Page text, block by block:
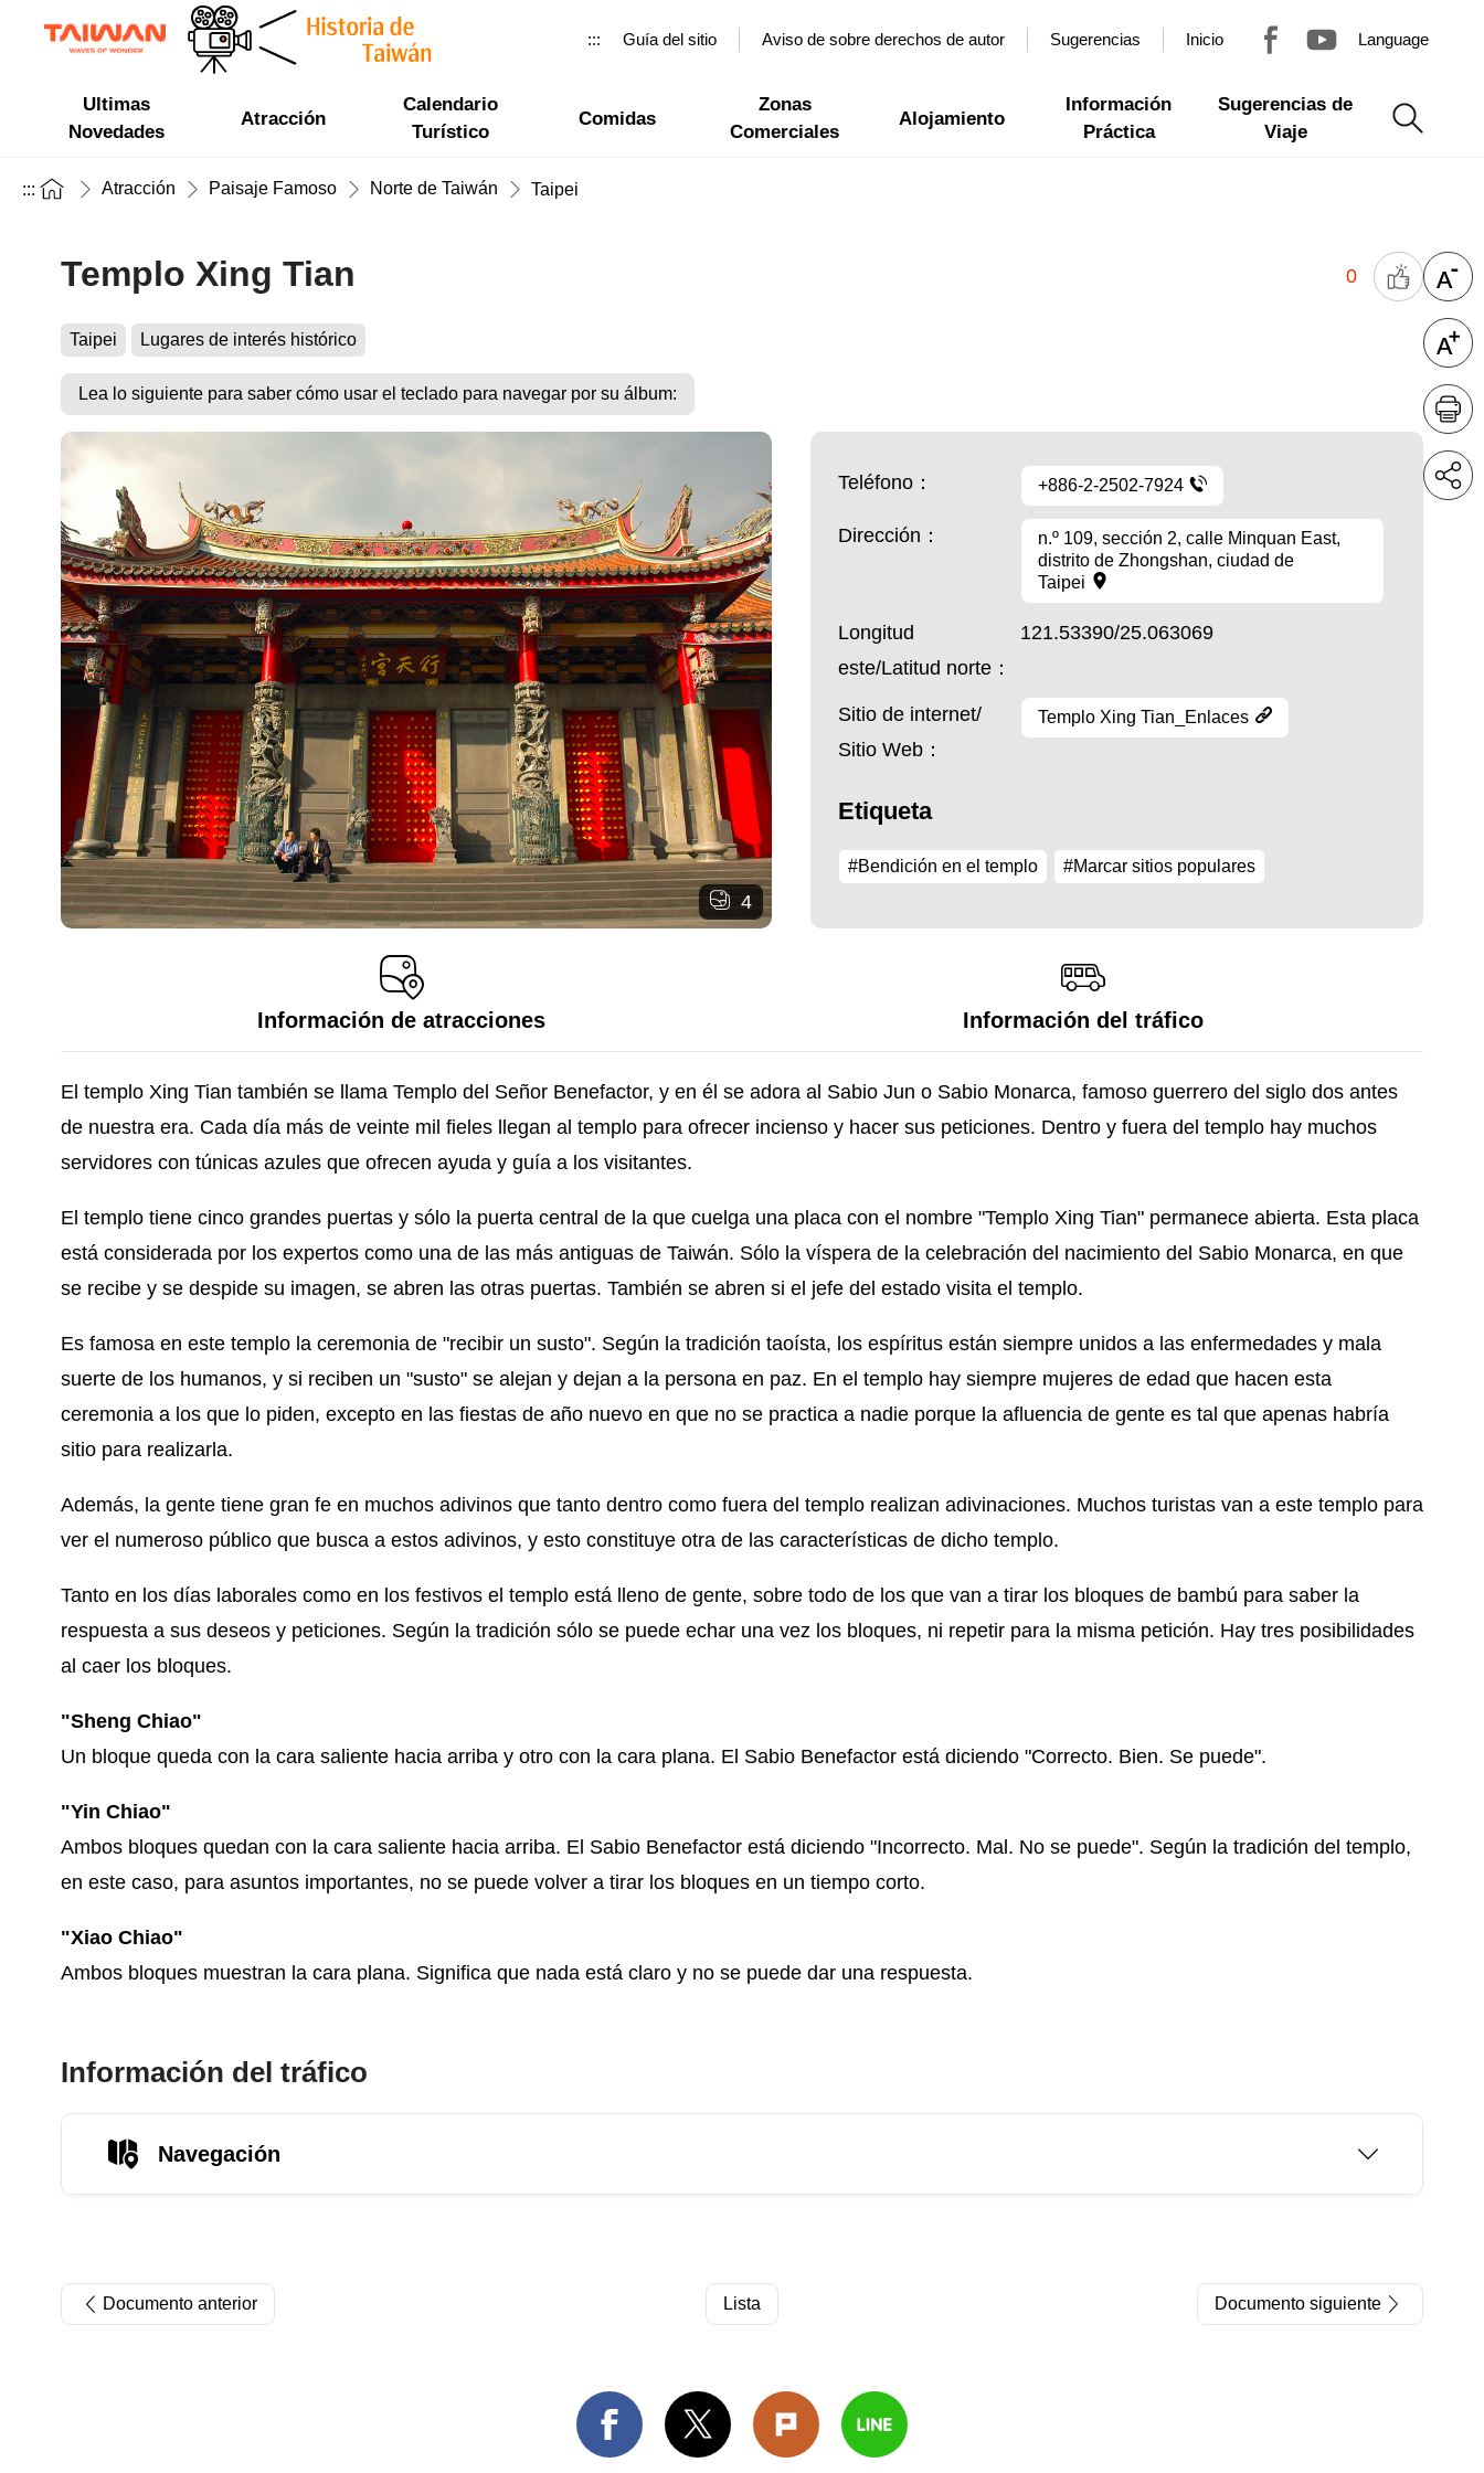
::: Guía del sitio Aviso de sobre derechos de autor Sugerencias Inicio Language
Ultimas
Novedades
Atracción
Calendario
Turístico
Comidas
Zonas
Comerciales
Alojamiento
Información
Práctica
Sugerencias de
Viaje
::: Atracción Paisaje Famoso Norte de Taiwán Taipei
Templo Xing Tian 0
Taipei Lugares de interés histórico
Lea lo siguiente para saber cómo usar el teclado para navegar por su álbum:
4
Teléfono： +886-2-2502-7924
Dirección：
n.º 109, sección 2, calle Minquan East,
distrito de Zhongshan, ciudad de
Taipei
Longitud
este/Latitud norte：
121.53390/25.063069
Sitio de internet/
Sitio Web：
Templo Xing Tian_Enlaces
Etiqueta
#Bendición en el templo #Marcar sitios populares
Información de atracciones Información del tráfico
El templo Xing Tian también se llama Templo del Señor Benefactor, y en él se adora al Sabio Jun o Sabio Monarca, famoso guerrero del siglo dos antes
de nuestra era. Cada día más de veinte mil fieles llegan al templo para ofrecer incienso y hacer sus peticiones. Dentro y fuera del templo hay muchos
servidores con túnicas azules que ofrecen ayuda y guía a los visitantes.
El templo tiene cinco grandes puertas y sólo la puerta central de la que cuelga una placa con el nombre "Templo Xing Tian" permanece abierta. Esta placa
está considerada por los expertos como una de las más antiguas de Taiwán. Sólo la víspera de la celebración del nacimiento del Sabio Monarca, en que
se recibe y se despide su imagen, se abren las otras puertas. También se abren si el jefe del estado visita el templo.
Es famosa en este templo la ceremonia de "recibir un susto". Según la tradición taoísta, los espíritus están siempre unidos a las enfermedades y mala
suerte de los humanos, y si reciben un "susto" se alejan y dejan a la persona en paz. En el templo hay siempre mujeres de edad que hacen esta
ceremonia a los que lo piden, excepto en las fiestas de año nuevo en que no se practica a nadie porque la afluencia de gente es tal que apenas habría
sitio para realizarla.
Además, la gente tiene gran fe en muchos adivinos que tanto dentro como fuera del templo realizan adivinaciones. Muchos turistas van a este templo para
ver el numeroso público que busca a estos adivinos, y esto constituye otra de las características de dicho templo.
Tanto en los días laborales como en los festivos el templo está lleno de gente, sobre todo de los que van a tirar los bloques de bambú para saber la
respuesta a sus deseos y peticiones. Según la tradición sólo se puede echar una vez los bloques, ni repetir para la misma petición. Hay tres posibilidades
al caer los bloques.
"Sheng Chiao"
Un bloque queda con la cara saliente hacia arriba y otro con la cara plana. El Sabio Benefactor está diciendo "Correcto. Bien. Se puede".
"Yin Chiao"
Ambos bloques quedan con la cara saliente hacia arriba. El Sabio Benefactor está diciendo "Incorrecto. Mal. No se puede". Según la tradición del templo,
en este caso, para asuntos importantes, no se puede volver a tirar los bloques en un tiempo corto.
"Xiao Chiao"
Ambos bloques muestran la cara plana. Significa que nada está claro y no se puede dar una respuesta.
Información del tráfico
Navegación
Documento anterior Lista Documento siguiente